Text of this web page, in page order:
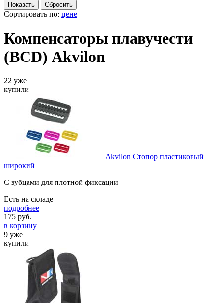
Сортировать по: цене
Компенсаторы плавучести
(BCD) Akvilon
22 уже
купили
Akvilon Стопор пластиковый
широкий
С зубцами для плотной фиксации
Есть на складе
подробнее
175 руб.
в корзину
9 уже
купили